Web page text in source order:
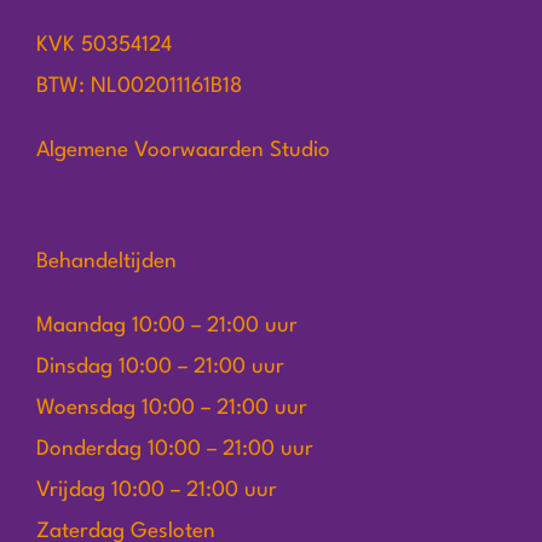
KVK 50354124
BTW: NL002011161B18
Algemene Voorwaarden Studio
Behandeltijden
Maandag 10:00 – 21:00 uur
Dinsdag 10:00 – 21:00 uur
Woensdag 10:00 – 21:00 uur
Donderdag 10:00 – 21:00 uur
Vrijdag 10:00 – 21:00 uur
Zaterdag Gesloten